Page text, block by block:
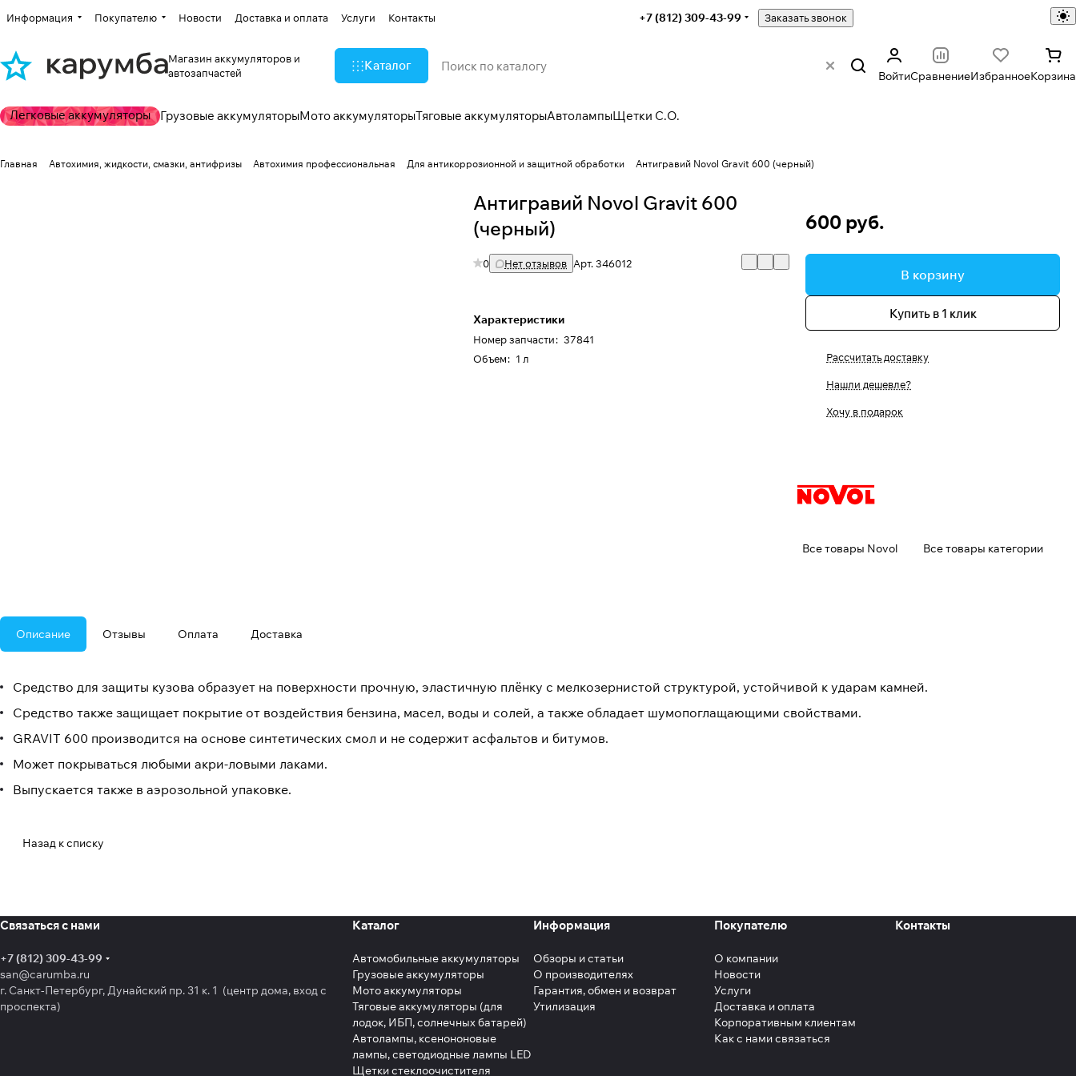
Информация Покупателю Новости Доставка и оплата Услуги Контакты +7 (812) 309-43-99 Заказать звонок
Магазин аккумуляторов и
автозапчастей
Каталог
ВойтиСравнениеИзбранноеКорзина
Легковые аккумуляторы Грузовые аккумуляторыМото аккумуляторыТяговые аккумуляторыАвтолампыЩетки С.О.
Главная Автохимия, жидкости, смазки, антифризы Автохимия профессиональная Для антикоррозионной и защитной обработки Антигравий Novol Gravit 600 (черный)
Антигравий Novol Gravit 600
(черный)
0 Нет отзывов Арт.346012
Характеристики
Номер запчасти: 37841
Oбъем: 1 л
600 руб.
В корзину
Купить в 1 клик
Рассчитать доставку
Нашли дешевле?
Хочу в подарок
Все товары Novol Все товары категории
Описание Отзывы Оплата Доставка
Средство для защиты кузова образует на поверхности прочную, эластичную плёнку с мелкозернистой структурой, устойчивой к ударам камней.
Средство также защищает покрытие от воздействия бензина, масел, воды и солей, а также обладает шумопоглащающими свойствами.
GRAVIT 600 производится на основе синтетических смол и не содержит асфальтов и битумов.
Может покрываться любыми акри-ловыми лаками.
Выпускается также в аэрозольной упаковке.
Назад к списку
Связаться с нами
+7 (812) 309-43-99
san@carumba.ru
г. Санкт-Петербург, Дунайский пр. 31 к. 1 (центр дома, вход с
проспекта)
Каталог
Автомобильные аккумуляторы
Грузовые аккумуляторы
Мото аккумуляторы
Тяговые аккумуляторы (для
лодок, ИБП, солнечных батарей)
Автолампы, ксенононовые
лампы, светодиодные лампы LED
Щетки стеклоочистителя
Информация
Обзоры и статьи
О производителях
Гарантия, обмен и возврат
Утилизация
Покупателю
О компании
Новости
Услуги
Доставка и оплата
Корпоративным клиентам
Как с нами связаться
Контакты